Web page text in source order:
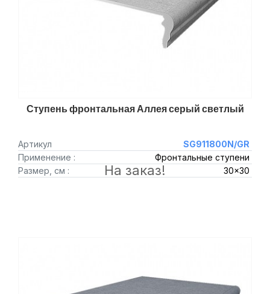
Ступень фронтальная Аллея серый светлый
Артикул
SG911800N/GR
Применение :
Фронтальные ступени
Размер, см :
30x30
На заказ!